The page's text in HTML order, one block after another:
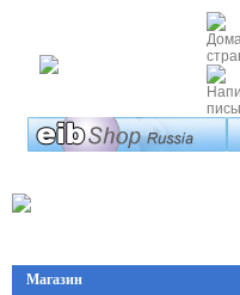
Магазин